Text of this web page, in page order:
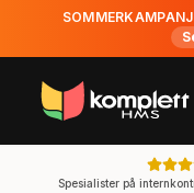
Spesialister på